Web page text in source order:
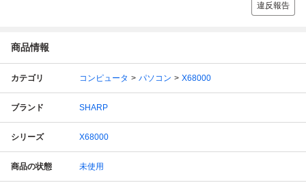
違反報告
商品情報
カテゴリ コンピュータ パソコン X68000
ブランド SHARP
シリーズ X68000
商品の状態 未使用